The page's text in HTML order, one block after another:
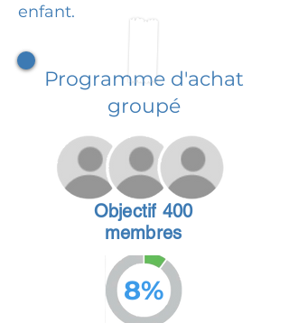
enfant.
Programme d'achat
groupé
Objectif 400
membres
8%